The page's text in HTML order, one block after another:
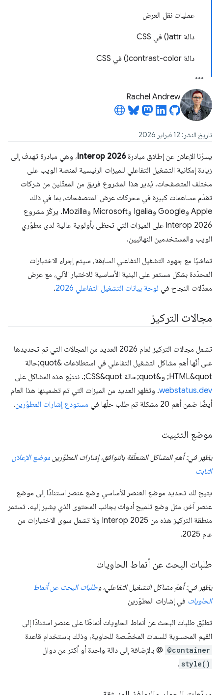
عمليات نقل العرض
دالة attr() في CSS
دالة contrast-color() في CSS
Rachel Andrew
تاريخ النشر: 12 فبراير 2026
يسرّنا الإعلان عن إطلاق مبادرةInterop 2026، وهي مبادرة تهدف إلى
زيادة إمكانية التشغيل التفاعلي للميزات الرئيسية لمنصة الويب على
مختلف المتصفحات. يُدير هذا المشروع فريق من الممثّلين من شركات
تقدّم مساهمات كبيرة في محركات عرض المتصفحات، بما في ذلك
Apple وGoogle وIgalia وMicrosoft وMozilla. يركّز مشروع
Interop 2026 على الميزات التي تحظى بأولوية عالية لدى مطوّري
الويب والمستخدمين النهائيين.
تماشيًا مع جهود التشغيل التفاعلي السابقة، سيتم إجراء الاختبارات
المحدّدة بشكل مستمر على البنية الأساسية للاختبار الآلي، مع عرض
معدّلات النجاح في لوحة بيانات التشغيل التفاعلي 2026 .
مجالات التركيز
تشمل مجالات التركيز لعام 2026 العديد من المجالات التي تم تحديدها
على أنّها أهم مشاكل التشغيل التفاعلي في استطلاعات &quot;حالة
HTML&quot; و&quot;حالة CSS&quot;. نتتبّع هذه المشاكل على
webstatus.dev. وتظهر العديد من الميزات التي تم تضمينها هذا العام
أيضًا ضمن أهم 20 مشكلة تم طلب حلّها في
مستودع إشارات المطوّرين.
موضع التثبيت
يظهر في: أهم المشاكل المتعلّقة بالتوافق، إشارات المطوّرين موضع الإعلان
الثابت
يتيح لك تحديد موضع العنصر الأساسي وضع عنصر استنادًا إلى موضع
عنصر آخر، مثل وضع تلميح أدوات بجانب المحتوى الذي يشير إليه. تستمر
منطقة التركيز هذه من Interop 2025 ولا تشمل سوى الاختبارات من
عام 2025.
طلبات البحث عن أنماط الحاويات
يظهر في: أهمّ مشاكل التشغيل التفاعلي، وطلبات البحث عن أنماط
الحاويات في إشارات المطوّرين
تطبّق طلبات البحث عن أنماط الحاويات أنماطًا على عنصر استنادًا إلى
القيم المحسوبة للسمات المخصّصة للحاوية، وذلك باستخدام قاعدة
@container @ بالإضافة إلى دالة واحدة أو أكثر من دوال
style()
.